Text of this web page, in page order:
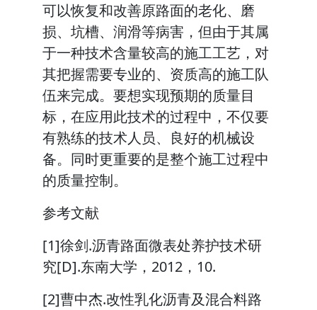
可以恢复和改善原路面的老化、磨
损、坑槽、润滑等病害，但由于其属
于一种技术含量较高的施工工艺，对
其把握需要专业的、资质高的施工队
伍来完成。要想实现预期的质量目
标，在应用此技术的过程中，不仅要
有熟练的技术人员、良好的机械设
备。同时更重要的是整个施工过程中
的质量控制。
参考文献
[1]徐剑.沥青路面微表处养护技术研
究[D].东南大学，2012，10.
[2]曹中杰.改性乳化沥青及混合料路